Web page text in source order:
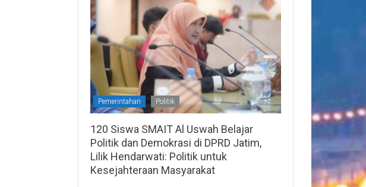
Pemerintahan Politik
120 Siswa SMAIT Al Uswah Belajar
Politik dan Demokrasi di DPRD Jatim,
Lilik Hendarwati: Politik untuk
Kesejahteraan Masyarakat